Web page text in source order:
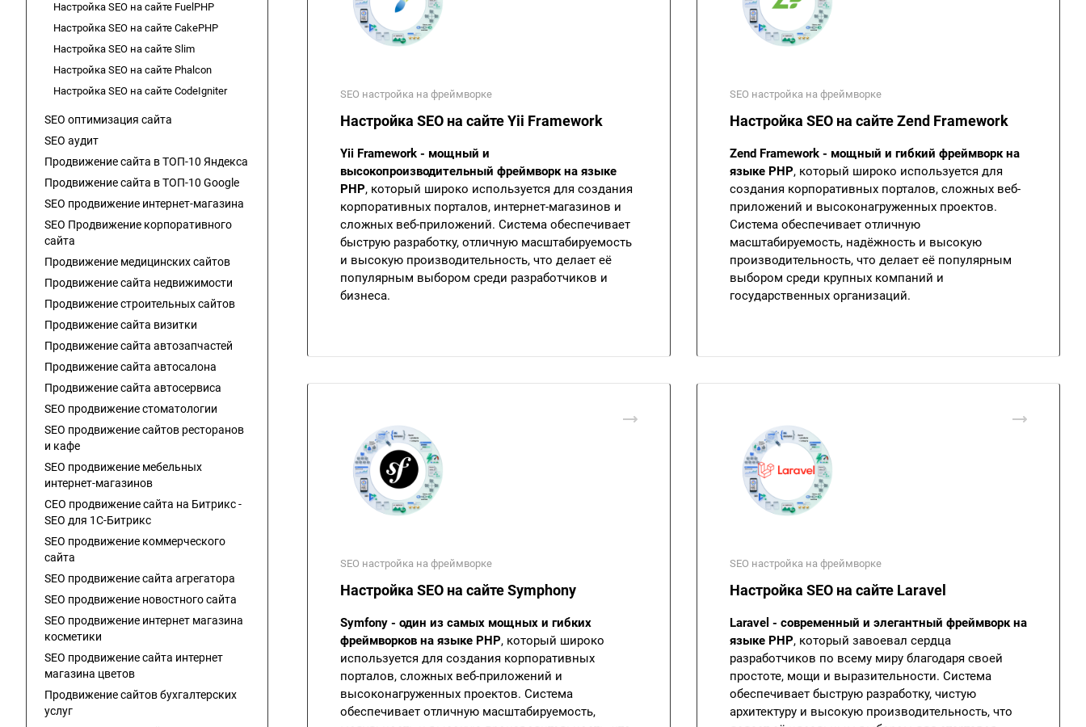
SEO настройка на фреймворке
Настройка SEO на сайте Yii Framework
Yii Framework - мощный и
высокопроизводительный фреймворк на языке
PHP, который широко используется для создания
корпоративных порталов, интернет-магазинов и
сложных веб-приложений. Система обеспечивает
быструю разработку, отличную масштабируемость
и высокую производительность, что делает её
популярным выбором среди разработчиков и
бизнеса.
SEO настройка на фреймворке
Настройка SEO на сайте Zend Framework
Zend Framework - мощный и гибкий фреймворк на
языке PHP, который широко используется для
создания корпоративных порталов, сложных веб-
приложений и высоконагруженных проектов.
Система обеспечивает отличную
масштабируемость, надёжность и высокую
производительность, что делает её популярным
выбором среди крупных компаний и
государственных организаций.
SEO настройка на фреймворке
Настройка SEO на сайте Symphony
Symfony - один из самых мощных и гибких
фреймворков на языке PHP, который широко
используется для создания корпоративных
порталов, сложных веб-приложений и
высоконагруженных проектов. Система
обеспечивает отличную масштабируемость,
SEO настройка на фреймворке
Настройка SEO на сайте Laravel
Laravel - современный и элегантный фреймворк на
языке PHP, который завоевал сердца
разработчиков по всему миру благодаря своей
простоте, мощи и выразительности. Система
обеспечивает быструю разработку, чистую
архитектуру и высокую производительность, что
Настройка SEO на сайте FuelPHP
Настройка SEO на сайте CakePHP
Настройка SEO на сайте Slim
Настройка SEO на сайте Phalcon
Настройка SEO на сайте CodeIgniter
SEO оптимизация сайта
SEO аудит
Продвижение сайта в ТОП-10 Яндекса
Продвижение сайта в ТОП-10 Google
SEO продвижение интернет-магазина
SEO Продвижение корпоративного
сайта
Продвижение медицинских сайтов
Продвижение сайта недвижимости
Продвижение строительных сайтов
Продвижение сайта визитки
Продвижение сайта автозапчастей
Продвижение сайта автосалона
Продвижение сайта автосервиса
SEO продвижение стоматологии
SEO продвижение сайтов ресторанов
и кафе
SEO продвижение мебельных
интернет-магазинов
СЕО продвижение сайта на Битрикс -
SEO для 1C-Битрикс
SEO продвижение коммерческого
сайта
SEO продвижение сайта агрегатора
SEO продвижение новостного сайта
SEO продвижение интернет магазина
косметики
SEO продвижение сайта интернет
магазина цветов
Продвижение сайтов бухгалтерских
услуг